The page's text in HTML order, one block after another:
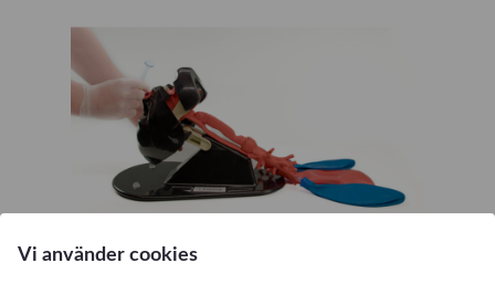
Vi använder cookies